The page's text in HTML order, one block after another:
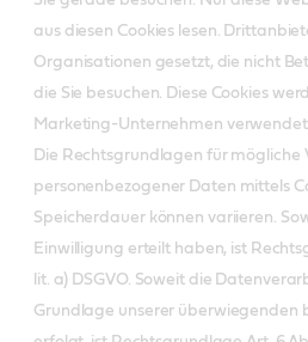
aus diesen Cookies lesen.
Organisationen gesetzt, die nicht
die Sie besuchen. Diese Cookies
Marketing-Unternehmen
Die Rechtsgrundlagen für mögliche
personenbezogener Daten mittels
Speicherdauer können variieren.
Einwilligung erteilt haben, ist
lit. a) DSGVO. Soweit die
Grundlage unserer überwiegenden